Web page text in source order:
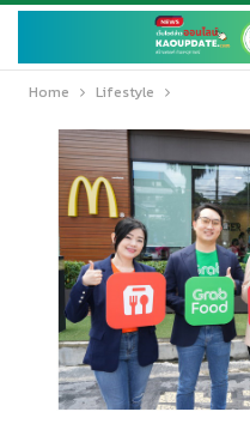
Home Lifestyle